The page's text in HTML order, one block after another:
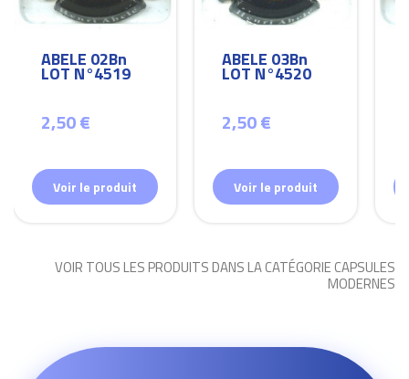
ABELE 02Bn
LOT N°4519
2,50 €
Voir le produit
ABELE 03Bn
LOT N°4520
2,50 €
Voir le produit
VOIR TOUS LES PRODUITS DANS LA CATÉGORIE CAPSULES
MODERNES